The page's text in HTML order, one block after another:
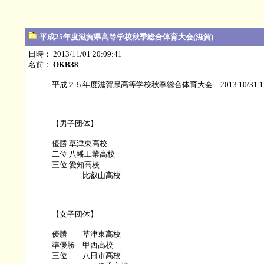
平成25年度滋賀県高等学校秋季総合体育大会(滋賀)
日時： 2013/11/01 20:09:41
名前： OKB38
平成２５年度滋賀県高等学校秋季総合体育大会 2013.10/31
【男子団体】
優勝 草津東高校
二位 八幡工業高校
三位 愛知高校
比叡山高校
【女子団体】
優勝 草津東高校
準優勝 甲西高校
三位 八日市高校